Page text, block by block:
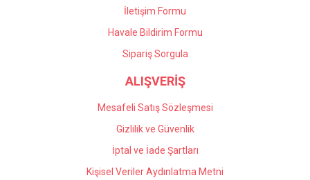
Gönder
İletişim Formu
Havale Bildirim Formu
Sipariş Sorgula
ALIŞVERİŞ
Mesafeli Satış Sözleşmesi
Gizlilik ve Güvenlik
İptal ve İade Şartları
Kişisel Veriler Aydınlatma Metni